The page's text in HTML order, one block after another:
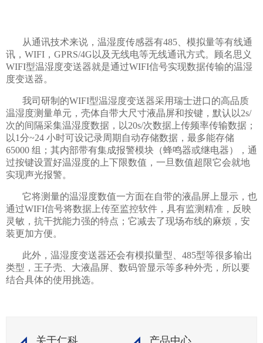
从通讯技术来说，温湿度传感器有485、模拟量等有线通
讯，WIFI，GPRS/4G以及无线电等无线通讯方式。顾名思义
WIFI型温湿度变送器就是通过WIFI信号实现数据传输的温湿
度变送器。
我司研制的WIFI型温湿度变送器采用瑞士进口的高品质
温湿度测量单元，壳体自带大尺寸液晶屏和按键，默认以2s/
次的间隔采集温湿度数据，以20s/次数据上传频率传输数据；
以1分~24 小时可设记录周期自动存储数据，最多能存储
65000 组；其内部带有集成报警模块（蜂鸣器或继电器），通
过按键设置好温湿度的上下限数值，一旦数值超限它会就地
实现声光报警。
它将测量的温湿度数值一方面在自带的液晶屏上显示，也
通过WIFI信号将数据上传至监控软件，具有监测精准，反映
灵敏，抗干扰能力强的特点；它减去了现场布线的麻烦，安
装更加方便。
此外，温湿度变送器还会有模拟量型、485型等很多输出
类型，王子壳、大液晶屏、数码管显示等多种外壳，所以要
结合具体的使用挑选。
关于仁科
产品中心